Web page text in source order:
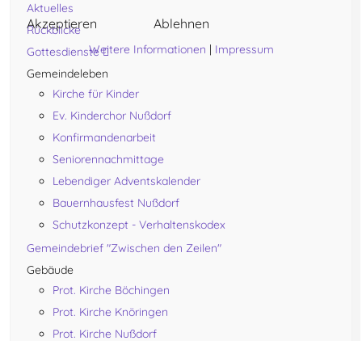
Aktuelles
Rückblicke
Gottesdienste
Gemeindeleben
Kirche für Kinder
Ev. Kinderchor Nußdorf
Konfirmandenarbeit
Seniorennachmittage
Lebendiger Adventskalender
Bauernhausfest Nußdorf
Schutzkonzept - Verhaltenskodex
Gemeindebrief "Zwischen den Zeilen"
Gebäude
Prot. Kirche Böchingen
Prot. Kirche Knöringen
Prot. Kirche Nußdorf
Akzeptieren Ablehnen
Weitere Informationen | Impressum